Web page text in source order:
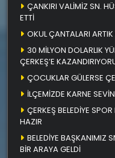
ÇANKIRI VALİMİZ SN.
ETTİ
OKUL ÇANTALARI ARTIK
30 MİLYON DOLARLIK
ÇOCUKLAR GÜLERSE
İLÇEMİZDE KARNE
ÇERKEŞ BELEDİYE
HAZIR
BELEDİYE BAŞKANIMIZ
BİR ARAYA GELDİ